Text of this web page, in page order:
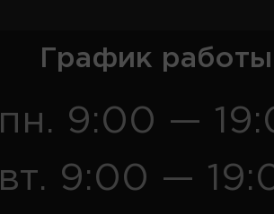
График
пн. 9:00 —
вт. 9:00 —